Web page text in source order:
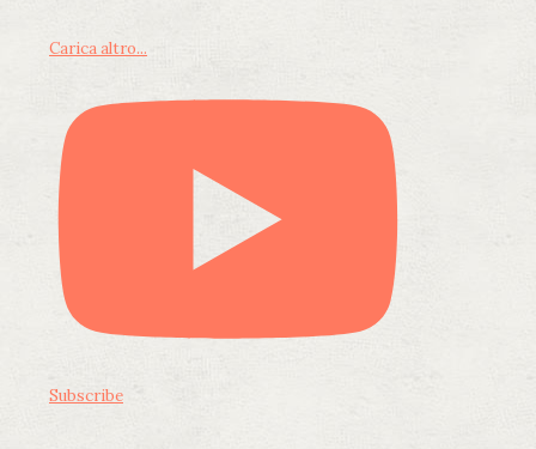
Carica altro...
Subscribe